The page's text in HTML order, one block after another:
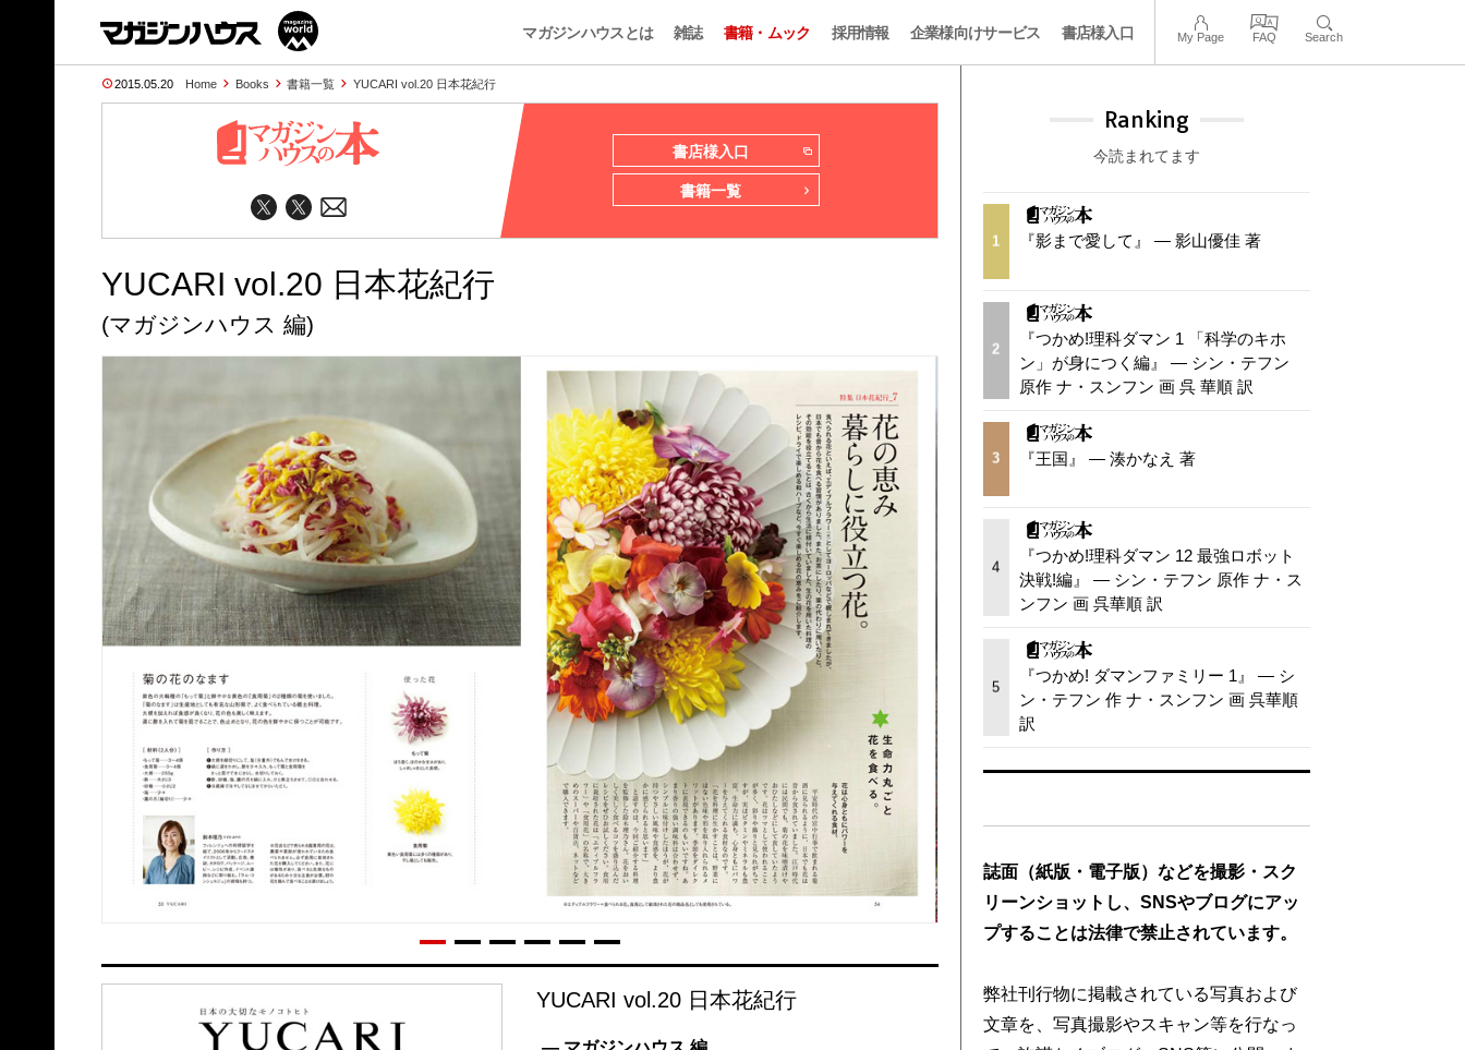
マガジンハウスとは 雑誌 書籍・ムック 採用情報 企業様向けサービス 書店様入口 My Page FAQ Search
2015.05.20 Home Books 書籍一覧 YUCARI vol.20 日本花紀行
書店様入口
書籍一覧
YUCARI vol.20 日本花紀行
(マガジンハウス 編)
YUCARI vol.20 日本花紀行
Ranking
今読まれてます
1 『影まで愛して』 — 影山優佳 著
2
『つかめ!理科ダマン 1 「科学のキホ
ン」が身につく編』 — シン・テフン
原作 ナ・スンフン 画 呉 華順 訳
3 『王国』 — 湊かなえ 著
4
『つかめ!理科ダマン 12 最強ロボット
決戦!編』 — シン・テフン 原作 ナ・ス
ンフン 画 呉華順 訳
5
『つかめ! ダマンファミリー 1』 — シ
ン・テフン 作 ナ・スンフン 画 呉華順
訳
誌面（紙版・電子版）などを撮影・スク
リーンショットし、SNSやブログにアッ
プすることは法律で禁止されています。
弊社刊行物に掲載されている写真および
文章を、写真撮影やスキャン等を行なっ